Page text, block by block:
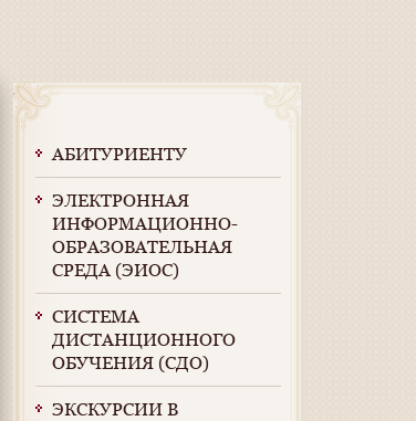
АБИТУРИЕНТУ
ЭЛЕКТРОННАЯ
ИНФОРМАЦИОННО-
ОБРАЗОВАТЕЛЬНАЯ
СРЕДА (ЭИОС)
СИСТЕМА
ДИСТАНЦИОННОГО
ОБУЧЕНИЯ (СДО)
ЭКСКУРСИИ В